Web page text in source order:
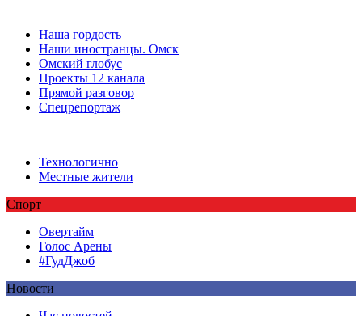
Наша гордость
Наши иностранцы. Омск
Омский глобус
Проекты 12 канала
Прямой разговор
Спецрепортаж
Технологично
Местные жители
Спорт
Овертайм
Голос Арены
#ГудДжоб
Новости